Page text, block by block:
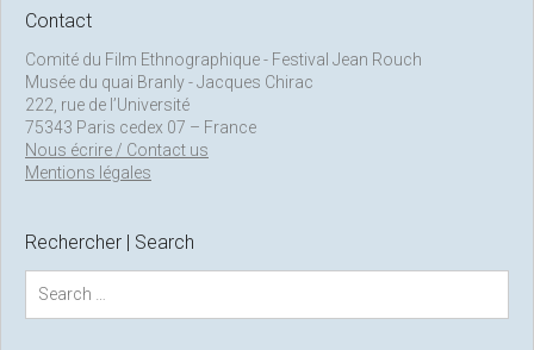
Contact
Comité du Film Ethnographique - Festival Jean Rouch
Musée du quai Branly - Jacques Chirac
222, rue de l’Université
75343 Paris cedex 07 – France
Nous écrire / Contact us
Mentions légales
Rechercher | Search
a